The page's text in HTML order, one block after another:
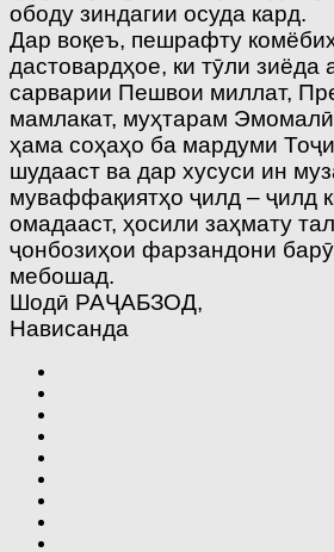
ободу зиндагии осуда кард.
Дар воқеъ, пешрафту
дастовардҳое, ки тӯли зиёда
сарварии Пешвои миллат,
мамлакат, муҳтарам
ҳама соҳаҳо ба мардуми
шудааст ва дар хусуси ин
муваффақиятҳо ҷилд – ҷилд
омадааст, ҳосили заҳмату
ҷонбозиҳои фарзандони
мебошад.
Шодӣ РАҶАБЗОД,
Нависанда